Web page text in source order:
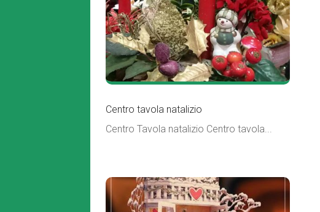
Centro tavola natalizio
Centro Tavola natalizio Centro tavola...